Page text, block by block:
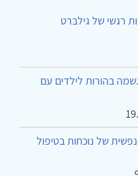
רגשי של גילברט
בהורות לילדים עם
של נוכחות בטיפול